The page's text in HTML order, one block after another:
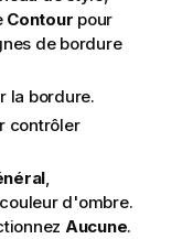
Contour pour
de bordure
la bordure.
contrôler
d'ombre.
Aucune.